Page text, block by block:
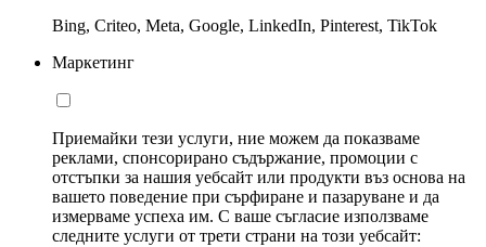
Bing, Criteo, Meta, Google, LinkedIn, Pinterest, TikTok
Маркетинг
Приемайки тези услуги, ние можем да показваме
реклами, спонсорирано съдържание, промоции с
отстъпки за нашия уебсайт или продукти въз основа на
вашето поведение при сърфиране и пазаруване и да
измерваме успеха им. С ваше съгласие използваме
следните услуги от трети страни на този уебсайт: